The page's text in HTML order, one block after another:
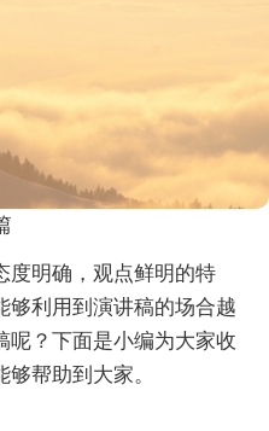
度明确，观点鲜明的特
够利用到演讲稿的场合越
呢？下面是小编为大家收
帮助到大家。